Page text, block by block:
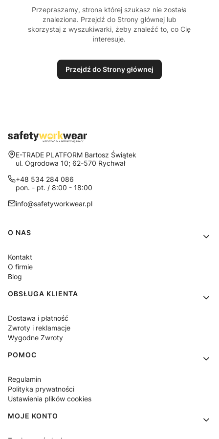
Przepraszamy, strona której szukasz nie została
znaleziona. Przejdź do Strony głównej lub
skorzystaj z wyszukiwarki, żeby znaleźć to, co Cię
interesuje.
Przejdź do Strony głównej
Adres:
E-TRADE PLATFORM Bartosz Świątek
ul. Ogrodowa 10; 62-570 Rychwał
+48 534 284 086
pon. - pt. / 8:00 - 18:00
info@safetyworkwear.pl
Linki w stopce
O NAS
Kontakt
O firmie
Blog
OBSŁUGA KLIENTA
Dostawa i płatność
Zwroty i reklamacje
Wygodne Zwroty
POMOC
Regulamin
Polityka prywatności
Ustawienia plików cookies
MOJE KONTO